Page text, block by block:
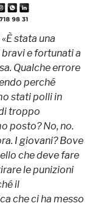
È stata una
e fortunati a
Qualche errore
perché
stati polli in
troppo
posto? No, no.
I giovani? Bove
che deve fare
le punizioni
il
che ci ha messo